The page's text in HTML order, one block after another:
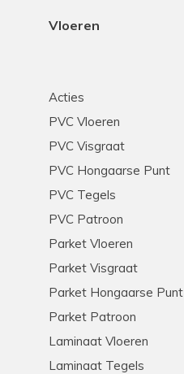
Vloeren
Acties
PVC Vloeren
PVC Visgraat
PVC Hongaarse Punt
PVC Tegels
PVC Patroon
Parket Vloeren
Parket Visgraat
Parket Hongaarse Punt
Parket Patroon
Laminaat Vloeren
Laminaat Tegels